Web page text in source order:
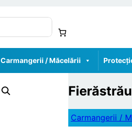
Carmangerii / Măcelării
Carmangerii /